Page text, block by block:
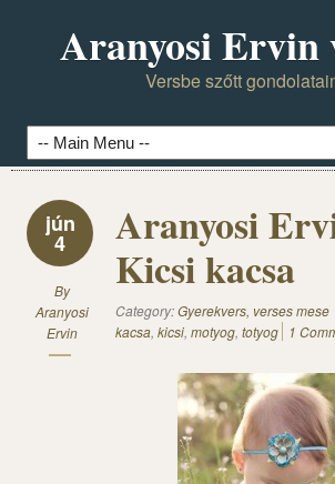
Aranyosi Ervin
Versbe szőtt
jún
4
By
Aranyosi
Ervin
Aranyosi
Kicsi kacsa
Category:Gyerekvers, verses mese
kacsa, kicsi, motyog, totyog 1